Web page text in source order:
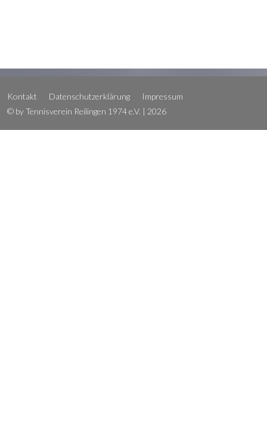
Kontakt Datenschutzerklärung
Impressum
© by Tennisverein Reilingen 1974 e.V. | 2026